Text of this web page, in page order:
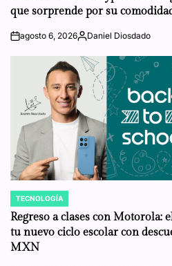
que sorprende por su
onagosto 6, 2026Posted
Daniel Diosdado
POSTED
IN
TECNOLOGÍA
Regreso a clases con Motorola:
tu nuevo ciclo escolar con
MXN